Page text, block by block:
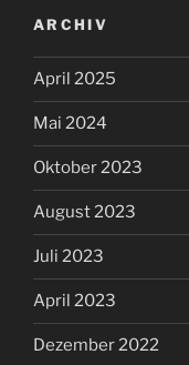
ARCHIV
April 2025
Mai 2024
Oktober 2023
August 2023
Juli 2023
April 2023
Dezember 2022